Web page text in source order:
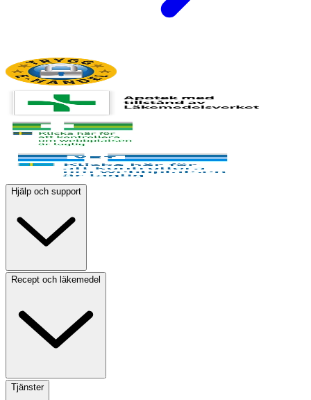
Hjälp och support
Recept och läkemedel
Tjänster